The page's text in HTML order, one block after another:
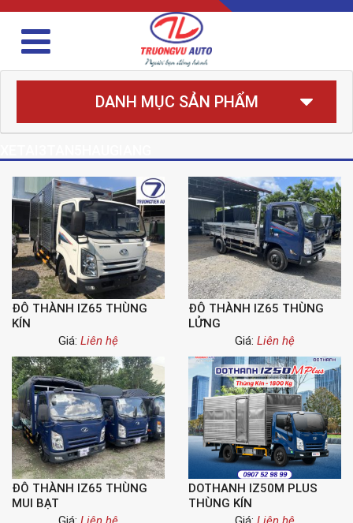
DANH MỤC SẢN PHẨM
ĐÔ THÀNH IZ65 THÙNG
KÍN
Giá: Liên hệ
ĐÔ THÀNH IZ65 THÙNG
LỬNG
Giá: Liên hệ
ĐÔ THÀNH IZ65 THÙNG
MUI BẠT
DOTHANH IZ50M PLUS
THÙNG KÍN